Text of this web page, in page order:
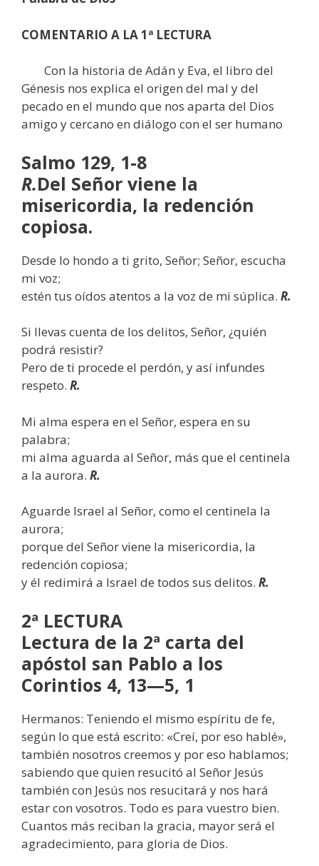
COMENTARIO A LA 1ª LECTURA
Con la historia de Adán y Eva, el libro del
Génesis nos explica el origen del mal y del
pecado en el mundo que nos aparta del Dios
amigo y cercano en diálogo con el ser humano
Salmo 129, 1-8
R.Del Señor viene la
misericordia, la redención
copiosa.
Desde lo hondo a ti grito, Señor; Señor, escucha
mi voz;
estén tus oídos atentos a la voz de mi súplica. R.
Si llevas cuenta de los delitos, Señor, ¿quién
podrá resistir?
Pero de ti procede el perdón, y así infundes
respeto. R.
Mi alma espera en el Señor, espera en su
palabra;
mi alma aguarda al Señor, más que el centinela
a la aurora. R.
Aguarde Israel al Señor, como el centinela la
aurora;
porque del Señor viene la misericordia, la
redención copiosa;
y él redimirá a Israel de todos sus delitos. R.
2ª LECTURA
Lectura de la 2ª carta del
apóstol san Pablo a los
Corintios 4, 13—5, 1
Hermanos: Teniendo el mismo espíritu de fe,
según lo que está escrito: «Creí, por eso hablé»,
también nosotros creemos y por eso hablamos;
sabiendo que quien resucitó al Señor Jesús
también con Jesús nos resucitará y nos hará
estar con vosotros. Todo es para vuestro bien.
Cuantos más reciban la gracia, mayor será el
agradecimiento, para gloria de Dios.